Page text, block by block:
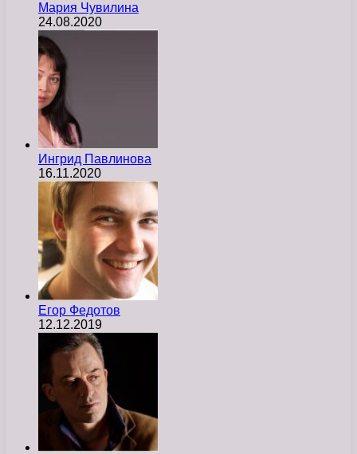
Мария Чувилина
24.08.2020
Ингрид Павлинова
16.11.2020
Егор Федотов
12.12.2019